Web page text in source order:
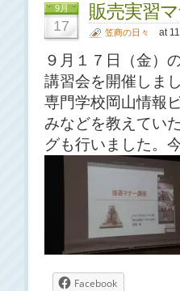
9月
17
販売実習
at
笠商の日々
９月１７日（金）
講習会を開催しまし
専門学校岡山情報
みなどを教えてい
グも行いました。
Facebook